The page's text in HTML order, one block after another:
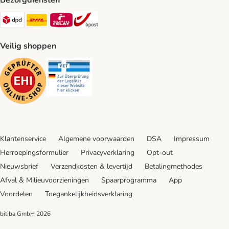
Dpd Shipping Method
DHL Shipping Method
Mondial Relay Shipping Method
Veilig shoppen
Security
Klantenservice Algemene voorwaarden DSA
Impressum
Herroepingsformulier
Privacyverklaring
Opt-out
Nieuwsbrief
Verzendkosten & levertijd
Betalingmethodes
Afval & Milieuvoorzieningen
Spaarprogramma
App
Voordelen
Toegankelijkheidsverklaring
bitiba GmbH 2026